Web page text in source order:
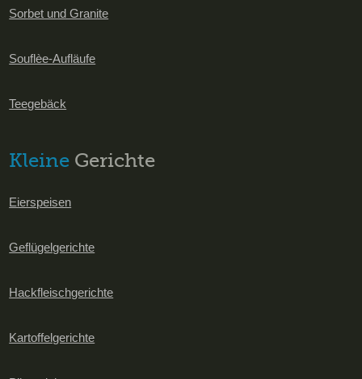
Sorbet und Granite
Souflèe-Aufläufe
Teegebäck
Kleine Gerichte
Eierspeisen
Geflügelgerichte
Hackfleischgerichte
Kartoffelgerichte